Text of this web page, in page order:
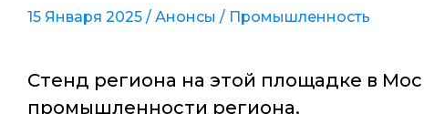
15 Января 2025 / Анонсы / Промышленность
Стенд региона на этой площадке в
промышленности региона.